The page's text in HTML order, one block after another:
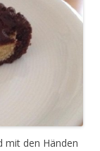
mit den Händen